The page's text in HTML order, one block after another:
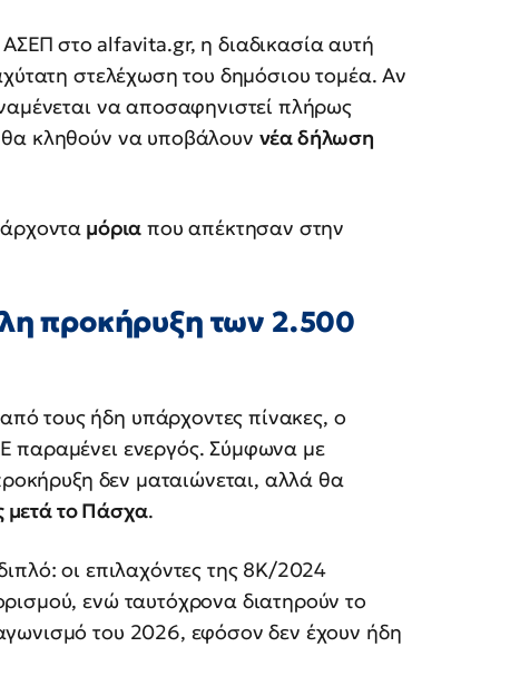
στο alfavita.gr, η διαδικασία αυτή
στελέχωση του δημόσιου τομέα. Αν
να αποσαφηνιστεί πλήρως
θα κληθούν να υποβάλουν νέα δήλωση
μόρια που απέκτησαν στην
προκήρυξη των 2.500
τους ήδη υπάρχοντες πίνακες, ο
παραμένει ενεργός. Σύμφωνα με
δεν ματαιώνεται, αλλά θα
μετά το Πάσχα.
οι επιλαχόντες της 8Κ/2024
ενώ ταυτόχρονα διατηρούν το
του 2026, εφόσον δεν έχουν ήδη